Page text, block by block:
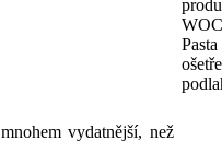
vydatnější, než